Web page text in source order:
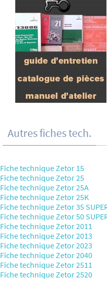
Autres fiches tech.
Fiche technique Zetor 15
Fiche technique Zetor 25
Fiche technique Zetor 25A
Fiche technique Zetor 25K
Fiche technique Zetor 35
Fiche technique Zetor 50
Fiche technique Zetor 2011
Fiche technique Zetor 2013
Fiche technique Zetor 2023
Fiche technique Zetor 2040
Fiche technique Zetor 2511
Fiche technique Zetor 2520